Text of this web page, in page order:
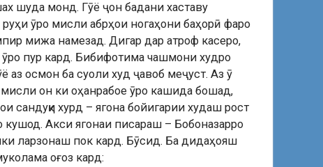
шуда монд. Гӯё ҷон бадани хаставу
ӯро мисли абрҳои ногаҳони баҳорӣ фаро
мижа намезад. Дигар дар атроф касеро,
пур кард. Бибифотима чашмони худро
осмон ба суоли худ ҷавоб меҷуст. Аз ӯ
он ки оҳанрабое ӯро кашида бошад,
хурд – ягона бойигарии худаш рост
кушод. Акси ягонаи писараш – Бобоназарро
ларзонаш пок кард. Бӯсид. Ба дидаҳояш
оғоз кард: